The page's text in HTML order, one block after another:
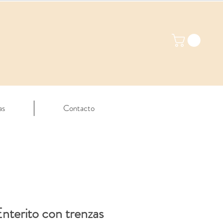
Contacto
con trenzas